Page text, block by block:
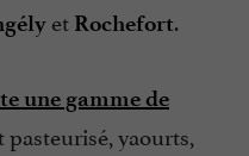
et Rochefort.
une gamme de
yaourts,